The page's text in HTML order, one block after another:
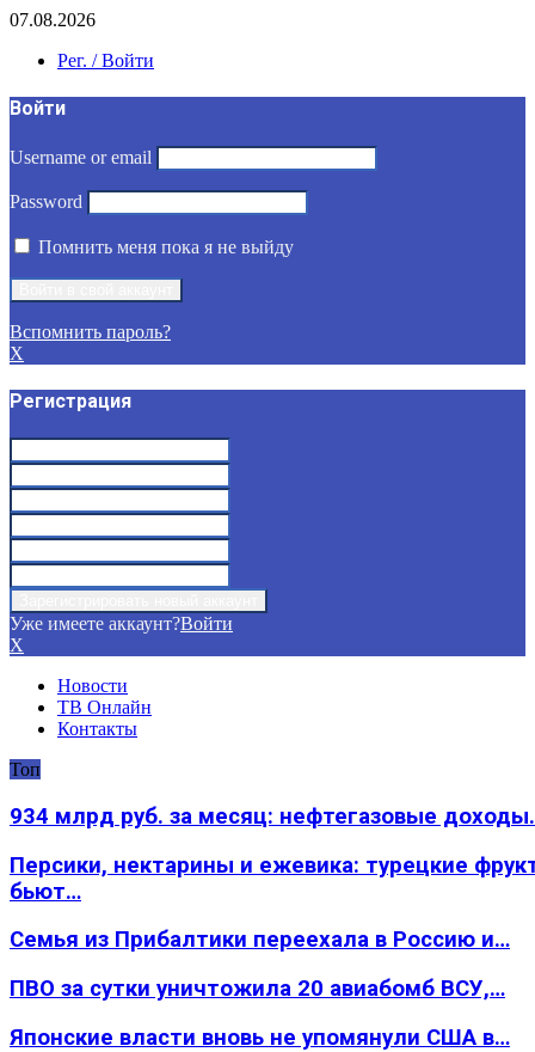
07.08.2026
Рег. / Войти
Войти
Username or email
Password
Помнить меня пока я не выйду
Вспомнить пароль?
X
Регистрация
Уже имеете аккаунт?Войти
X
Новости
ТВ Онлайн
Контакты
Топ
934 млрд руб. за месяц: нефтегазовые
Персики, нектарины и ежевика: турецкие
бьют…
Семья из Прибалтики переехала в Россию и…
ПВО за сутки уничтожила 20 авиабомб ВСУ,…
Японские власти вновь не упомянули США в…